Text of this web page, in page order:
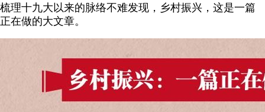
梳理十九大以来的脉络不难发现，乡村振兴，这是一篇
正在做的大文章。